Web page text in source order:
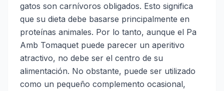
gatos son carnívoros obligados. Esto significa
que su dieta debe basarse principalmente en
proteínas animales. Por lo tanto, aunque el Pa
Amb Tomaquet puede parecer un aperitivo
atractivo, no debe ser el centro de su
alimentación. No obstante, puede ser utilizado
como un pequeño complemento ocasional,